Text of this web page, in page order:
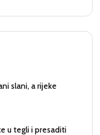
slani, a rijeke
u tegli i presaditi